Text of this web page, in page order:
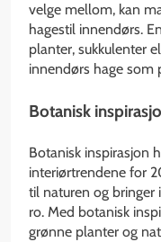
velge mellom, kan
hagestil innendørs.
planter, sukkulenter
innendørs hage som
Botanisk
Botanisk inspirasjon
interiørtrendene for
til naturen og bringer
ro. Med botanisk
grønne planter og